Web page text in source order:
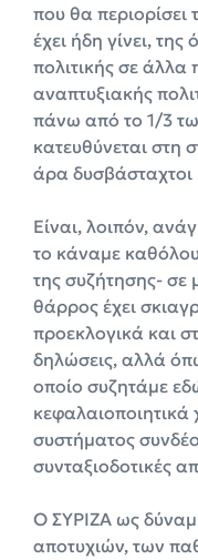
που θα
έχει ήδη γίνει,
πολιτικής σε άλλα
αναπτυξιακής
πάνω από το 1/3
κατευθύνεται στη
άρα δυσβάσταχτοι
Είναι, λοιπόν,
το κάναμε
της συζήτησης- σε
θάρρος έχει
προεκλογικά και
δηλώσεις, αλλά
οποίο συζητάμε
κεφαλαιοποιητικά
συστήματος
συνταξιοδοτικές
Ο ΣΥΡΙΖΑ ως
αποτυχιών, των